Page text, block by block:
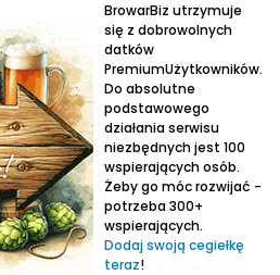
BrowarBiz utrzymuje
się z dobrowolnych
datków
PremiumUżytkowników.
Do absolutne
podstawowego
działania serwisu
niezbędnych jest 100
wspierających osób.
Żeby go móc rozwijać -
potrzeba 300+
wspierających.
Dodaj swoją cegiełkę
teraz!